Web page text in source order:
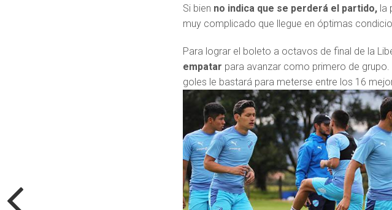
Si bien no indica que se perderá el partido, la
muy complicado que llegue en óptimas
Para lograr el boleto a octavos de final de la
empatar para avanzar como primero de
goles le bastará para meterse entre los 16